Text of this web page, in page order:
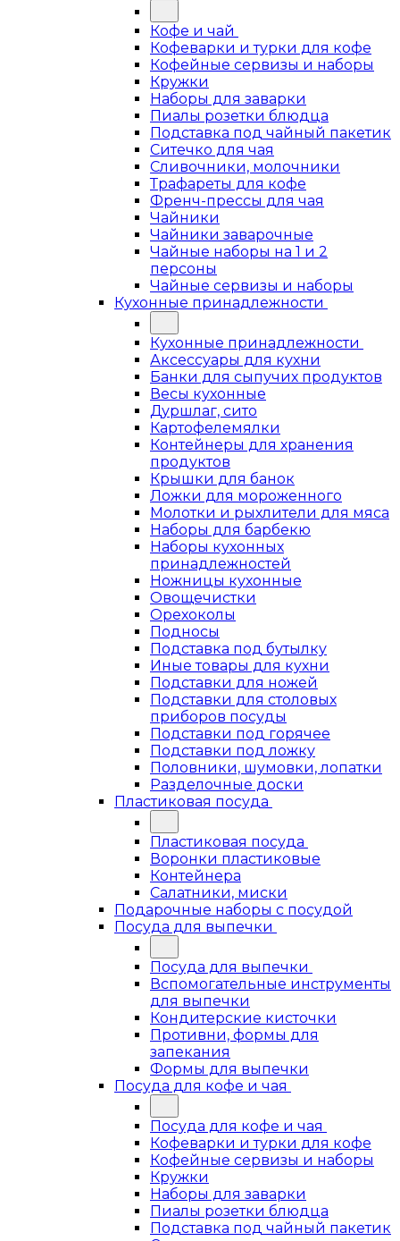
Кофе и чай
Кофеварки и турки для кофе
Кофейные сервизы и наборы
Кружки
Наборы для заварки
Пиалы розетки блюдца
Подставка под чайный пакетик
Ситечко для чая
Сливочники, молочники
Трафареты для кофе
Френч-прессы для чая
Чайники
Чайники заварочные
Чайные наборы на 1 и 2
персоны
Чайные сервизы и наборы
Кухонные принадлежности
Кухонные принадлежности
Аксессуары для кухни
Банки для сыпучих продуктов
Весы кухонные
Дуршлаг, сито
Картофелемялки
Контейнеры для хранения
продуктов
Крышки для банок
Ложки для мороженного
Молотки и рыхлители для мяса
Наборы для барбекю
Наборы кухонных
принадлежностей
Ножницы кухонные
Овощечистки
Орехоколы
Подносы
Подставка под бутылку
Иные товары для кухни
Подставки для ножей
Подставки для столовых
приборов посуды
Подставки под горячее
Подставки под ложку
Половники, шумовки, лопатки
Разделочные доски
Пластиковая посуда
Пластиковая посуда
Воронки пластиковые
Контейнера
Салатники, миски
Подарочные наборы с посудой
Посуда для выпечки
Посуда для выпечки
Вспомогательные инструменты
для выпечки
Кондитерские кисточки
Противни, формы для
запекания
Формы для выпечки
Посуда для кофе и чая
Посуда для кофе и чая
Кофеварки и турки для кофе
Кофейные сервизы и наборы
Кружки
Наборы для заварки
Пиалы розетки блюдца
Подставка под чайный пакетик